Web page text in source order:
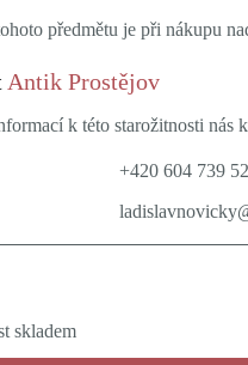
předmětu je při nákupu
Antik Prostějov
k této starožitnosti nás
+420 604 739
skladem